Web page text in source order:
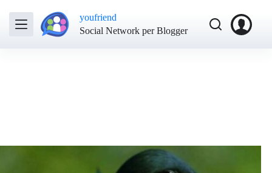
youfriend
Social Network per Blogger